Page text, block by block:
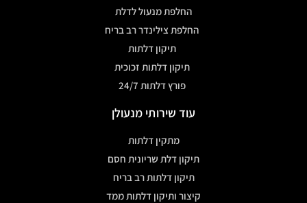
החלפת מנעול לדלת
החלפת צילינדר רב בריח
תיקון דלתות
תיקון דלתות זכוכית
פורץ דלתות 24/7
עוד שירותי מנעולן
מתקין דלתות
תיקון דלת שריונית חסם
תיקון דלתות רב בריח
קיצור ותיקון דלתות ממד